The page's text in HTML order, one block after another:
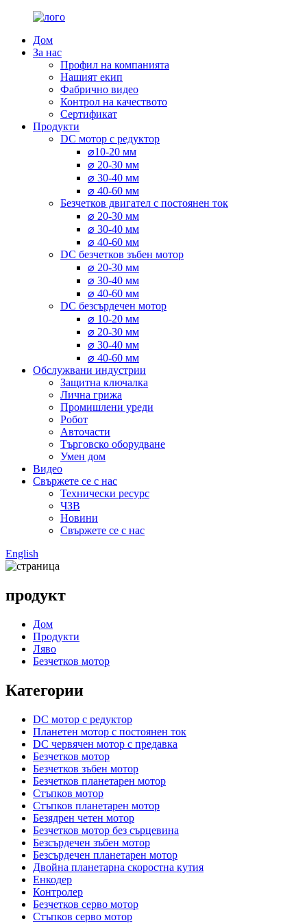
Дом
За нас
Профил на компанията
Нашият екип
Фабрично видео
Контрол на качеството
Сертификат
Продукти
DC мотор с редуктор
⌀10-20 мм
⌀ 20-30 мм
⌀ 30-40 мм
⌀ 40-60 мм
Безчетков двигател с постоянен ток
⌀ 20-30 мм
⌀ 30-40 мм
⌀ 40-60 мм
DC безчетков зъбен мотор
⌀ 20-30 мм
⌀ 30-40 мм
⌀ 40-60 мм
DC безсърдечен мотор
⌀ 10-20 мм
⌀ 20-30 мм
⌀ 30-40 мм
⌀ 40-60 мм
Обслужвани индустрии
Защитна ключалка
Лична грижа
Промишлени уреди
Робот
Авточасти
Търговско оборудване
Умен дом
Видео
Свържете се с нас
Технически ресурс
ЧЗВ
Новини
Свържете се с нас
English
продукт
Дом
Продукти
Ляво
Безчетков мотор
Категории
DC мотор с редуктор
Планетен мотор с постоянен ток
DC червячен мотор с предавка
Безчетков мотор
Безчетков зъбен мотор
Безчетков планетарен мотор
Стъпков мотор
Стъпков планетарен мотор
Безядрен четен мотор
Безчетков мотор без сърцевина
Безсърдечен зъбен мотор
Безсърдечен планетарен мотор
Двойна планетарна скоростна кутия
Енкодер
Контролер
Безчетков серво мотор
Стъпков серво мотор